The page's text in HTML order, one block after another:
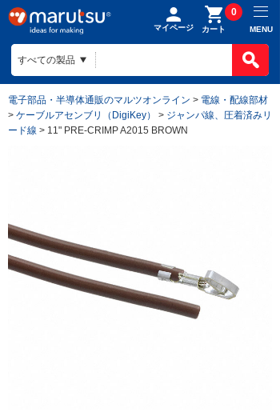
マイページ カート
0
MENU
電子部品・半導体通販のマルツオンライン > 電線・配線部材
> ケーブルアセンブリ（DigiKey） > ジャンパ線、圧着済みリ
ード線 > 11" PRE-CRIMP A2015 BROWN